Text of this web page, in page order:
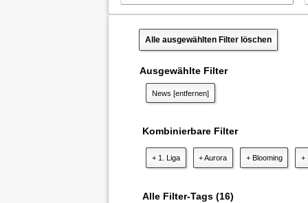
Alle ausgewählten Filter löschen
Ausgewählte Filter
News [entfernen]
Kombinierbare Filter
+ 1. Liga + Aurora + Blooming +
Alle Filter-Tags (16)